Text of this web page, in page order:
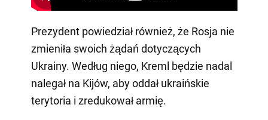
Prezydent powiedział również, że Rosja nie
zmieniła swoich żądań dotyczących
Ukrainy. Według niego, Kreml będzie nadal
nalegał na Kijów, aby oddał ukraińskie
terytoria i zredukował armię.